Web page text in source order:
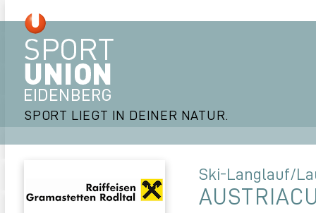
SPORT LIEGT IN DEINER NATUR.
Ski-Langlauf/